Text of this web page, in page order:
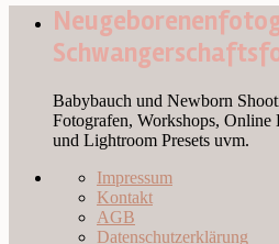
Babybauch und Newborn
Fotografen, Workshops, Online
und Lightroom Presets uvm.
Impressum
Kontakt
AGB
Datenschutzerklärung